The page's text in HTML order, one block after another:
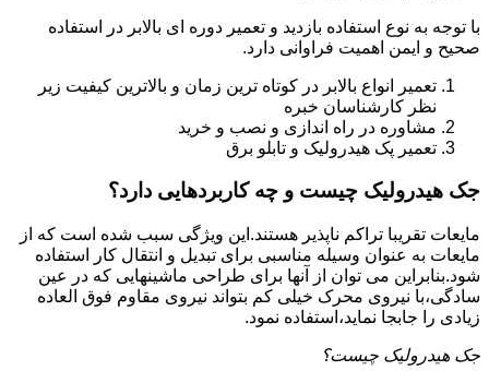
با توجه به نوع استفاده بازدید و تعمیر دوره ای بالابر در استفاده
صحیح و ایمن اهمیت فراوانی دارد.
تعمیر انواع بالابر در کوتاه ترین زمان و بالاترین کیفیت زیر
نظر کارشناسان خبره
مشاوره در راه اندازی و نصب و خرید
تعمیر پک هیدرولیک و تابلو برق
جک هیدرولیک چیست و چه کاربردهایی دارد؟
مایعات تقریبا تراکم ناپذیر هستند.این ویژگی سبب شده است که از
مایعات به عنوان وسیله مناسبی برای تبدیل و انتقال کار استفاده
شود.بنابراین می توان از آنها برای طراحی ماشینهایی که در عین
سادگی،با نیروی محرک خیلی کم بتواند نیروی مقاوم فوق العاده
زیادی را جابجا نماید،استفاده نمود.
جک هیدرولیک چیست؟